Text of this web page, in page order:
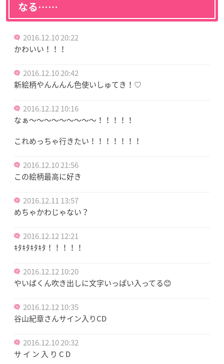
なる……
2016.12.10 20:22
かわいい！！！
2016.12.10 20:42
新絵柄やんんんん色使いしゅてき！♡
2016.12.12 10:16
なぁ～～～～～～～～～！！！！！
これめっちゃ行きたい！！！！！！！
2016.12.10 21:56
この絵柄最高に好き
2016.12.11 13:57
めちゃかわじゃない？
2016.12.12 12:21
ｷﾀｷﾀｷﾀｷﾀ！！！！！
2016.12.12 10:20
やいばくん吹き出しに文字いっぱい入ってる😊
2016.12.12 10:35
谷山紀章さんサイン入りCD
2016.12.10 20:32
サ イ ン 入 り C D